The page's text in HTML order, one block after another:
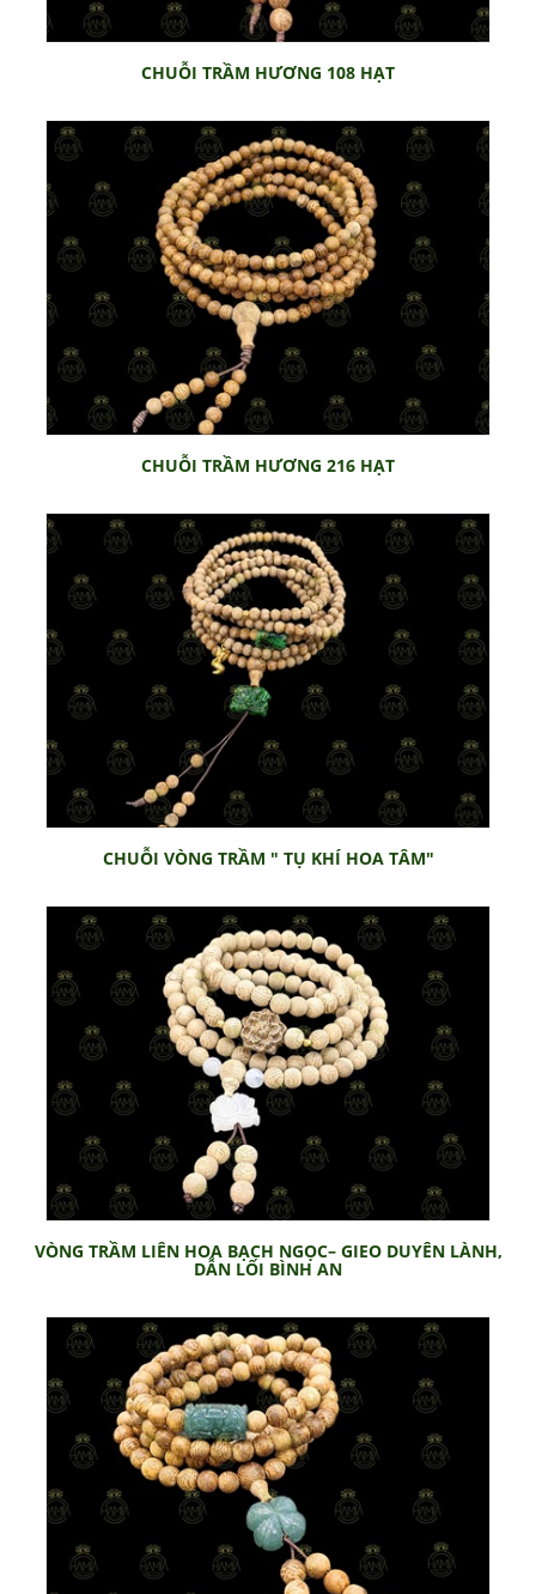
CHUỖI TRẦM HƯƠNG 108 HẠT
CHUỖI TRẦM HƯƠNG 216 HẠT
CHUỖI VÒNG TRẦM " TỤ KHÍ HOA TÂM"
VÒNG TRẦM LIÊN HOA BẠCH NGỌC– GIEO DUYÊN LÀNH,
DẪN LỐI BÌNH AN